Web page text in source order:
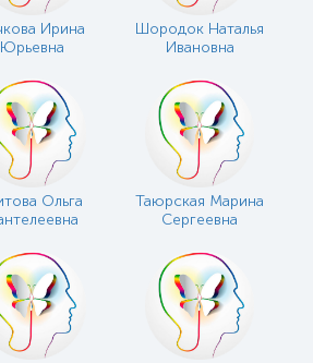
Ирина
Юрьевна
Шородок Наталья
Ивановна
Ольга
Таюрская Марина
Сергеевна